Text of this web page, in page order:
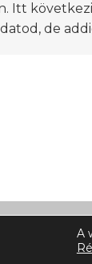
Itt
de
2025 | All rigts
A